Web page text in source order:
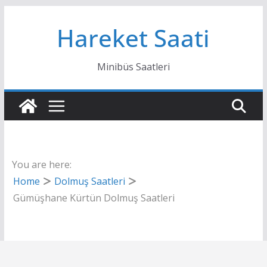
Hareket Saati
Minibüs Saatleri
You are here:
Home
Dolmuş Saatleri
Gümüşhane Kürtün Dolmuş Saatleri